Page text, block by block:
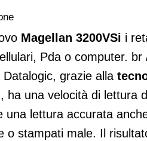
lo scanner è
Magellan 3200VSi i
Pda o computer. br
Datalogic, grazie alla
ha una velocità di lettura
una lettura accurata
o stampati male. Il